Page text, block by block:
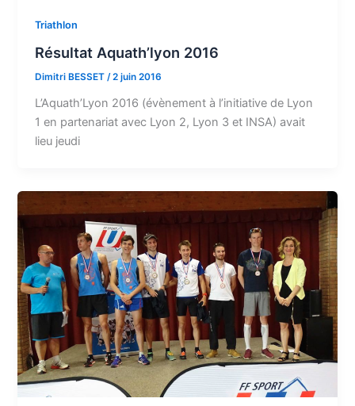
Triathlon
Résultat Aquath’lyon 2016
Dimitri BESSET/2 juin 2016
L’Aquath’Lyon 2016 (évènement à l’initiative de Lyon
1 en partenariat avec Lyon 2, Lyon 3 et INSA) avait
lieu jeudi